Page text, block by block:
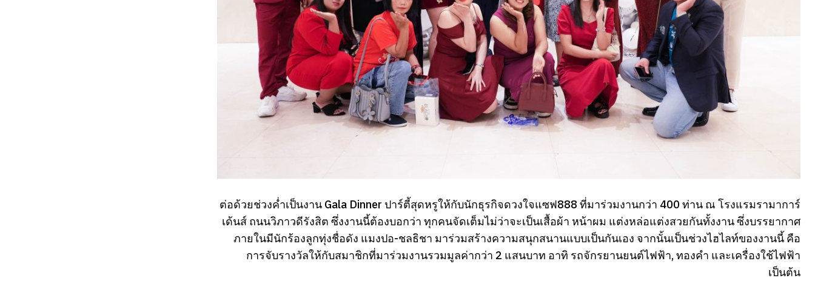
ต่อด้วยช่วงค่ำเป็นงาน Gala Dinner ปาร์ตี้สุดหรูให้กับนักธุรกิจดวงใจแซฟ888 ที่มาร่วมงานกว่า 400 ท่าน ณ โรงแรมรามาการ์
เด้นส์ ถนนวิภาวดีรังสิต ซึ่งงานนี้ต้องบอกว่า ทุกคนจัดเต็มไม่ว่าจะเป็นเสื้อผ้า หน้าผม แต่งหล่อแต่งสวยกันทั้งงาน ซึ่งบรรยากาศ
ภายในมีนักร้องลูกทุ่งชื่อดัง แมงปอ-ชลธิชา มาร่วมสร้างความสนุกสนานแบบเป็นกันเอง จากนั้นเป็นช่วงไฮไลท์ของงานนี้ คือ
การจับรางวัลให้กับสมาชิกที่มาร่วมงานรวมมูลค่ากว่า 2 แสนบาท อาทิ รถจักรยานยนต์ไฟฟ้า, ทองคำ และเครื่องใช้ไฟฟ้า
เป็นต้น